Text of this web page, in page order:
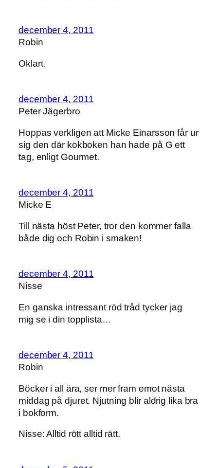
december 4, 2011
Robin
Oklart.
december 4, 2011
Peter Jägerbro
Hoppas verkligen att Micke Einarsson får ur
sig den där kokboken han hade på G ett
tag, enligt Gourmet.
december 4, 2011
Micke E
Till nästa höst Peter, tror den kommer falla
både dig och Robin i smaken!
december 4, 2011
Nisse
En ganska intressant röd tråd tycker jag
mig se i din topplista…
december 4, 2011
Robin
Böcker i all ära, ser mer fram emot nästa
middag på djuret. Njutning blir aldrig lika bra
i bokform.
Nisse: Alltid rött alltid rätt.